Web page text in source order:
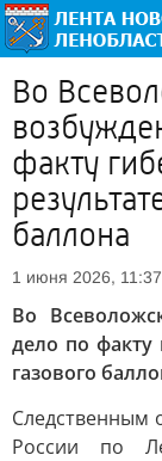
Во
факту
баллона
1 июня 2026, 11:37
Во
дело по факту
газового
Следственным
России по